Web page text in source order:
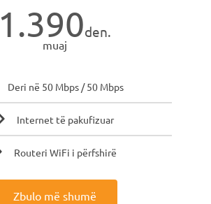
1.390den.
muaj
Deri në 50 Mbps / 50 Mbps
Internet të pakufizuar
Routeri WiFi i përfshirë
Zbulo më shumë